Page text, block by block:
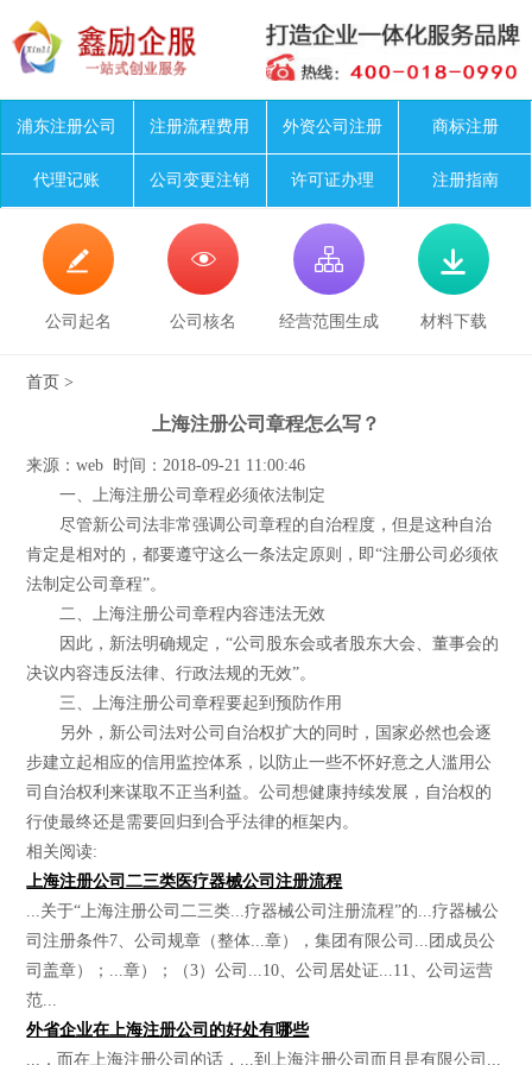
浦东注册公司 注册流程费用 外资公司注册 商标注册
代理记账 公司变更注销 许可证办理 注册指南

公司起名

公司核名

经营范围生成

材料下载
首页 >
上海注册公司章程怎么写？
来源：web 时间：2018-09-21 11:00:46
一、上海注册公司章程必须依法制定
尽管新公司法非常强调公司章程的自治程度，但是这种自治
肯定是相对的，都要遵守这么一条法定原则，即“注册公司必须依
法制定公司章程”。
二、上海注册公司章程内容违法无效
因此，新法明确规定，“公司股东会或者股东大会、董事会的
决议内容违反法律、行政法规的无效”。
三、上海注册公司章程要起到预防作用
另外，新公司法对公司自治权扩大的同时，国家必然也会逐
步建立起相应的信用监控体系，以防止一些不怀好意之人滥用公
司自治权利来谋取不正当利益。公司想健康持续发展，自治权的
行使最终还是需要回归到合乎法律的框架内。
相关阅读:
上海注册公司二三类医疗器械公司注册流程
...关于“上海注册公司二三类...疗器械公司注册流程”的...疗器械公
司注册条件7、公司规章（整体...章），集团有限公司...团成员公
司盖章）；...章）；（3）公司...10、公司居处证...11、公司运营
范...
外省企业在上海注册公司的好处有哪些
...，而在上海注册公司的话，...到上海注册公司而且是有限公司...